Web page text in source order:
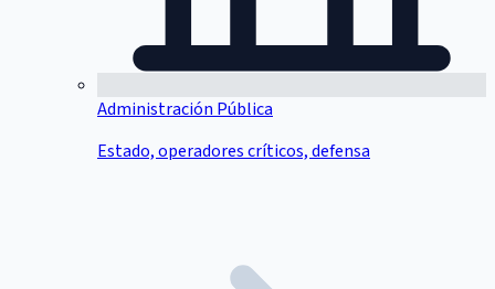
Administración Pública
Estado, operadores críticos, defensa